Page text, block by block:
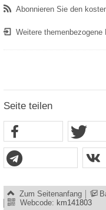
Abonnieren Sie den
Weitere
Seite teilen
Zum Seitenanfang
Webcode: km141803